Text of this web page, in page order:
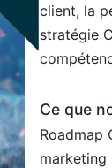
client, la
stratégie
Ce que
Roadmap
marketing